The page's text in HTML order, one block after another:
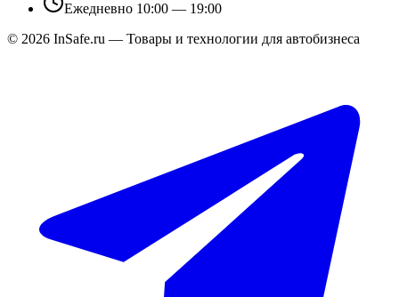
Ежедневно 10:00 — 19:00
© 2026 InSafe.ru — Товары и технологии для автобизнеса